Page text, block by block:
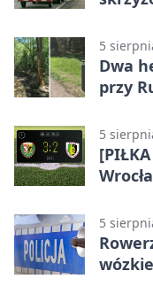
5
Dwa
przy
5
5